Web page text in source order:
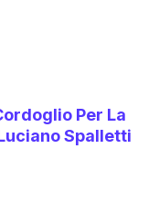
Per La
Spalletti